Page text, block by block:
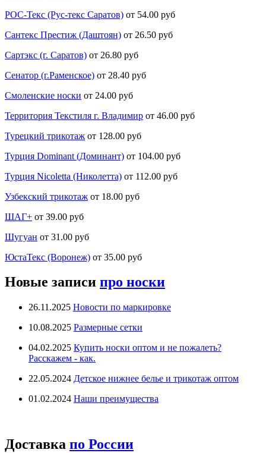
РОС-Текс (Рус-текс Саратов) от 54.00 руб
Сантекс Престиж (Даштоян) от 26.50 руб
Сартэкс (г. Саратов) от 26.80 руб
Сенатор (г.Раменское) от 28.40 руб
Смоленские носки от 24.00 руб
Территория Текстиля г. Владимир от 46.00 руб
Турецкий трикотаж от 128.00 руб
Турция Dominant (Доминант) от 104.00 руб
Турция Nicoletta (Николетта) от 112.00 руб
Узбекский трикотаж от 18.00 руб
ШАГ+ от 39.00 руб
Шугуан от 31.00 руб
ЮстаТекс (Воронеж) от 35.00 руб
Новые записи про носки
26.11.2025 Новости по маркировке
10.08.2025 Размерные сетки
04.02.2025 Купить носки оптом и не пожалеть?
Расскажем - как.
22.05.2024 Детское нижнее белье и трикотаж оптом
01.02.2024 Наши преимущества
Доставка по России